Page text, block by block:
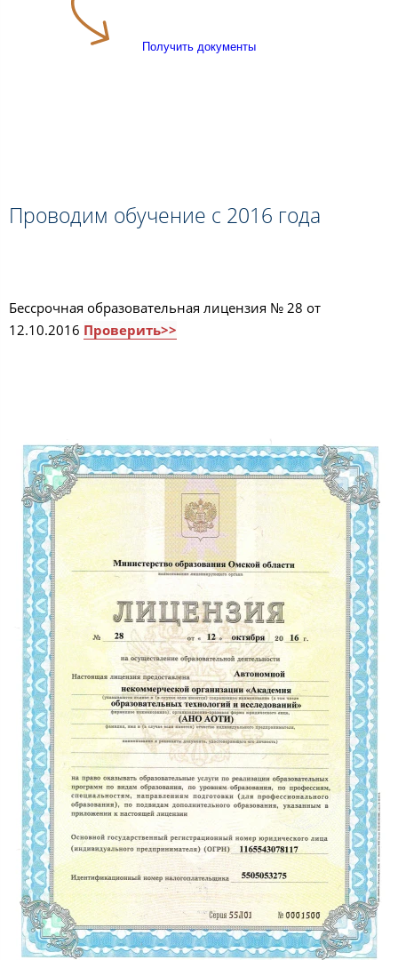
Получить документы
Проводим обучение с 2016 года
Бессрочная образовательная лицензия № 28 от
12.10.2016 Проверить>>